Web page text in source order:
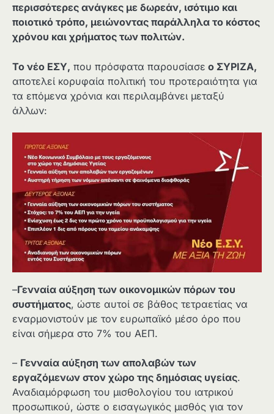
περισσότερες ανάγκες με δωρεάν, ισότιμο και
ποιοτικό τρόπο, μειώνοντας παράλληλα το κόστος
χρόνου και χρήματος των πολιτών.
Το νέο ΕΣΥ, που πρόσφατα παρουσίασε ο ΣΥΡΙΖΑ,
αποτελεί κορυφαία πολιτική του προτεραιότητα για
τα επόμενα χρόνια και περιλαμβάνει μεταξύ
άλλων:
–Γενναία αύξηση των οικονομικών πόρων του
συστήματος, ώστε αυτοί σε βάθος τετραετίας να
εναρμονιστούν με τον ευρωπαϊκό μέσο όρο που
είναι σήμερα στο 7% του ΑΕΠ.
– Γενναία αύξηση των απολαβών των
εργαζόμενων στον χώρο της δημόσιας υγείας.
Αναδιαμόρφωση του μισθολογίου του ιατρικού
προσωπικού, ώστε ο εισαγωγικός μισθός για τον